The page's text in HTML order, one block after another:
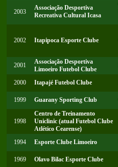
2003
Associação Desportiva
Recreativa Cultural Icasa
2002 Itapipoca Esporte Clube
2001
Associação Desportiva
Limoeiro Futebol Clube
2000
Itapajé Futebol Clube
1999
Guarany Sporting Club
1998
Centro de Treinamento
Uniclinic (atual Futebol Clube
Atlético Cearense)
1994 Esporte Clube Limoeiro
1969
Olavo Bilac Esporte Clube